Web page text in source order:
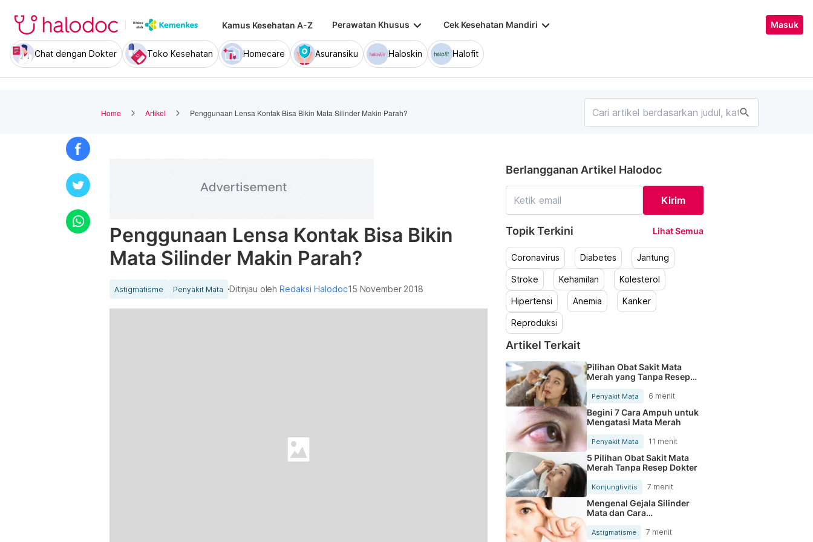
Kamus Kesehatan A-Z Perawatan Khusus keyboard_arrow_down Cek Kesehatan Mandiri keyboard_arrow_down Masuk
Chat dengan Dokter Toko Kesehatan Homecare Asuransiku Haloskin Halofit
Home Artikel Penggunaan Lensa Kontak Bisa Bikin Mata Silinder Makin Parah? search
Penggunaan Lensa Kontak Bisa Bikin
Mata Silinder Makin Parah?
Astigmatisme Penyakit Mata Ditinjau olehRedaksi Halodoc15 November 2018
Berlangganan Artikel Halodoc
Kirim
Topik Terkini Lihat Semua
Coronavirus Diabetes Jantung
Stroke Kehamilan Kolesterol
Hipertensi Anemia Kanker
Reproduksi
Artikel Terkait
Pilihan Obat Sakit Mata
Merah yang Tanpa Resep
Penyakit Mata 6 menit
Begini 7 Cara Ampuh untuk
Mengatasi Mata Merah
Penyakit Mata 11 menit
5 Pilihan Obat Sakit Mata
Merah Tanpa Resep Dokter
Konjungtivitis 7 menit
Mengenal Gejala Silinder
Mata dan Cara
Astigmatisme 7 menit